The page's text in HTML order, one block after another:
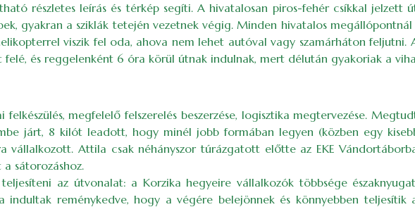
részletes leírás és térkép segíti. A hivatalosan piros-fehér csíkkal jelzett
gyakran a sziklák tetején vezetnek végig. Minden hivatalos
viszik fel oda, ahova nem lehet autóval vagy szamárháton feljutni.
és reggelenként 6 óra körül útnak indulnak, mert délután gyakoriak a
megfelelő felszerelés beszerzése, logisztika megtervezése.
járt, 8 kilót leadott, hogy minél jobb formában legyen (közben egy
Attila csak néhányszor túrázgatott előtte az EKE
sátorozáshoz.
az útvonalat: a Korzika hegyeire vállalkozók többsége
reménykedve, hogy a végére belejönnek és könnyebben teljesítik